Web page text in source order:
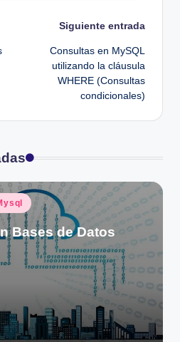
Siguiente entrada
Consultas en MySQL
utilizando la cláusula
WHERE (Consultas
condicionales)
Bases de Datos